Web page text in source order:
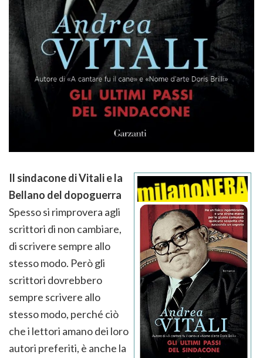
Il sindacone di Vitali e la
Bellano del dopoguerra
Spesso si rimprovera agli
scrittori di non cambiare,
di scrivere sempre allo
stesso modo. Però gli
scrittori dovrebbero
sempre scrivere allo
stesso modo, perché ciò
che i lettori amano dei loro
autori preferiti, è anche la